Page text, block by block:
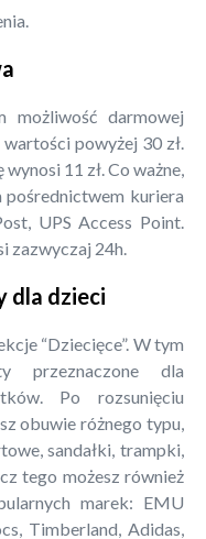
możliwość darmowej
powyżej 30 zł.
11 zł. Co ważne,
pośrednictwem kuriera
UPS Access Point.
zazwyczaj 24h.
dla dzieci
“Dziecięce”. W tym
przeznaczone dla
Po rozsunięciu
obuwie różnego typu,
sandałki, trampki,
tego możesz również
marek: EMU
Timberland, Adidas,